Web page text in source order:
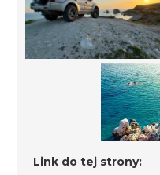
Link do tej strony: